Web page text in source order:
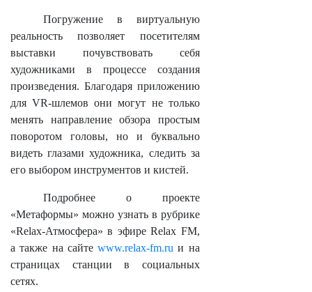
Погружение в виртуальную
реальность позволяет посетителям
выставки почувствовать себя
художниками в процессе создания
произведения. Благодаря приложению
для VR-шлемов они могут не только
менять направление обзора простым
поворотом головы, но и буквально
видеть глазами художника, следить за
его выбором инструментов и кистей.
Подробнее о проекте
«Метаформы» можно узнать в рубрике
«Relax-Атмосфера» в эфире Relax FM,
а также на сайтеwww.relax-fm.ru и на
страницах станции в социальных
сетях.